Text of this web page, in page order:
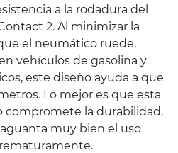
a la rodadura del
2. Al minimizar la
el neumático ruede,
vehículos de gasolina y
este diseño ayuda a que
Lo mejor es que esta
compromete la durabilidad,
muy bien el uso